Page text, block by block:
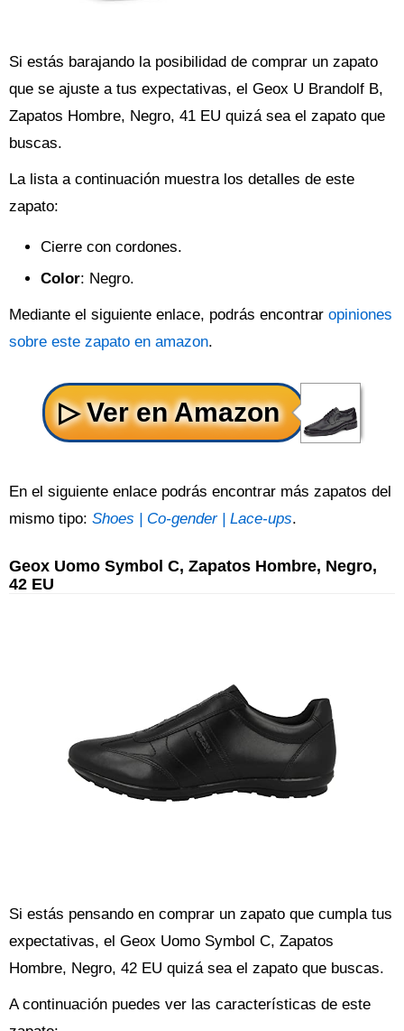
Si estás barajando la posibilidad de comprar un zapato
que se ajuste a tus expectativas, el Geox U Brandolf B,
Zapatos Hombre, Negro, 41 EU quizá sea el zapato que
buscas.
La lista a continuación muestra los detalles de este
zapato:
Cierre con cordones.
Color: Negro.
Mediante el siguiente enlace, podrás encontrar opiniones
sobre este zapato en amazon.
En el siguiente enlace podrás encontrar más zapatos del
mismo tipo: Shoes | Co-gender | Lace-ups.
Geox Uomo Symbol C, Zapatos Hombre, Negro,
42 EU
Si estás pensando en comprar un zapato que cumpla tus
expectativas, el Geox Uomo Symbol C, Zapatos
Hombre, Negro, 42 EU quizá sea el zapato que buscas.
A continuación puedes ver las características de este